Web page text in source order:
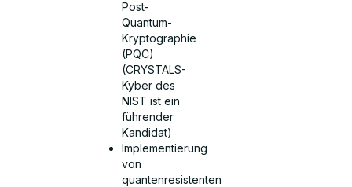
Post-
Quantum-
Kryptographie
(PQC)
(CRYSTALS-
Kyber des
NIST ist ein
führender
Kandidat)
Implementierung
von
quantenresistenten